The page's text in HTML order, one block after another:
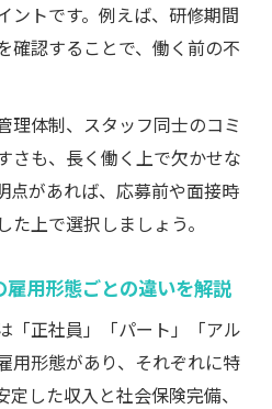
ントです。例えば、研修期間
確認することで、働く前の不
理体制、スタッフ同士のコミ
さも、長く働く上で欠かせな
点があれば、応募前や面接時
上で選択しましょう。
用形態ごとの違いを解説
「正社員」「パート」「アル
用形態があり、それぞれに特
した収入と社会保険完備、